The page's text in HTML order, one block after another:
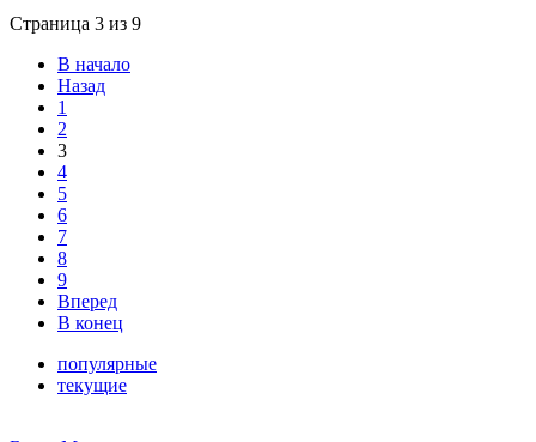
Страница 3 из 9
В начало
Назад
1
2
3
4
5
6
7
8
9
Вперед
В конец
популярные
текущие